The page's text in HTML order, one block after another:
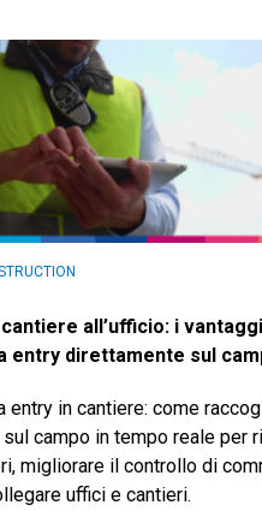
cantiere all’ufficio: i
entry direttamente sul
entry in cantiere: come
campo in tempo reale per
migliorare il controllo di
uffici e cantieri.